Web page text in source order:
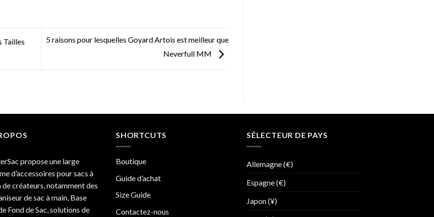
Tailles
5 raisons pour lesquelles Goyard Artois est meilleur que
Neverfull MM
propose une large
d’accessoires pour sacs à
de créateurs, notamment des
de sac à main, Base
Fond de Sac, solutions de
SHORTCUTS
Boutique
Guide d’achat
Size Guide
Contactez-nous
SÉLECTEUR DE PAYS
Allemagne (€)
Espagne (€)
Japon (¥)